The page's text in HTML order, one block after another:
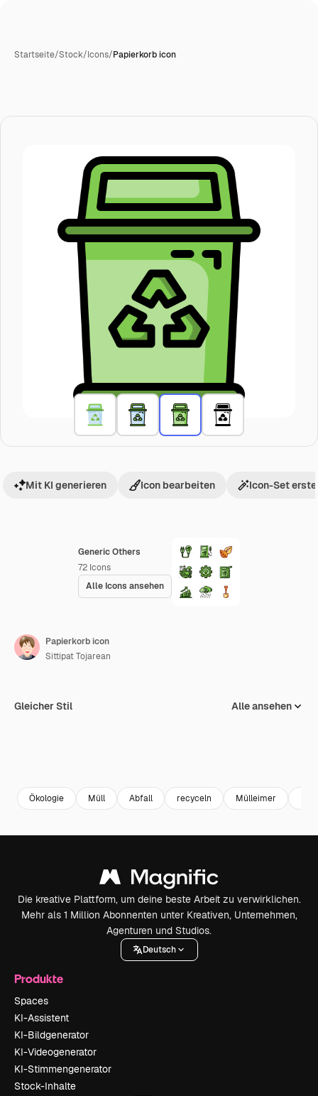
Startseite/Stock/Icons/Papierkorb icon
Generic Others
72 Icons
Alle Icons ansehen
Mit KI generieren Icon bearbeiten Icon-Set
Papierkorb icon
Sittipat Tojarean
Gleicher Stil Alle ansehen
Ökologie Müll Abfall recyceln Mülleimer
Die kreative Plattform, um deine beste Arbeit zu verwirklichen.
Mehr als 1 Million Abonnenten unter Kreativen, Unternehmen,
Agenturen und Studios.
Deutsch
Produkte
Spaces
KI-Assistent
KI-Bildgenerator
KI-Videogenerator
KI-Stimmengenerator
Stock-Inhalte